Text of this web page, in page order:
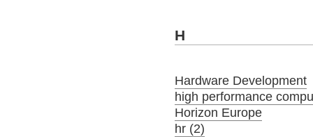
H
Hardware Development
high performance
Horizon Europe
hr (2)